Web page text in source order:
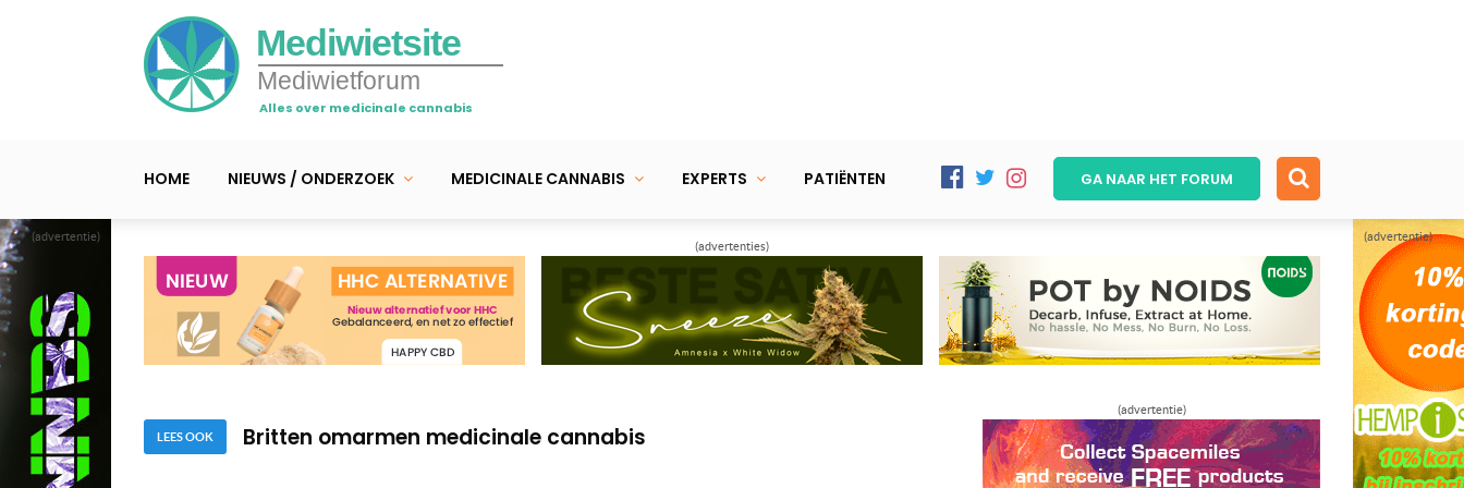
(advertentie) (advertentie)
Mediwietsite
Mediwietforum
Alles over medicinale cannabis
HOME NIEUWS / ONDERZOEK MEDICINALE CANNABIS EXPERTS PATIËNTEN GA NAAR HET FORUM
(advertenties)
LEES OOK
Britten omarmen medicinale cannabis
Colombia gaat mediwiet telen voor… Israël
Poolse politici willen dat patiënten zelf mediwiet kweken
(advertentie)